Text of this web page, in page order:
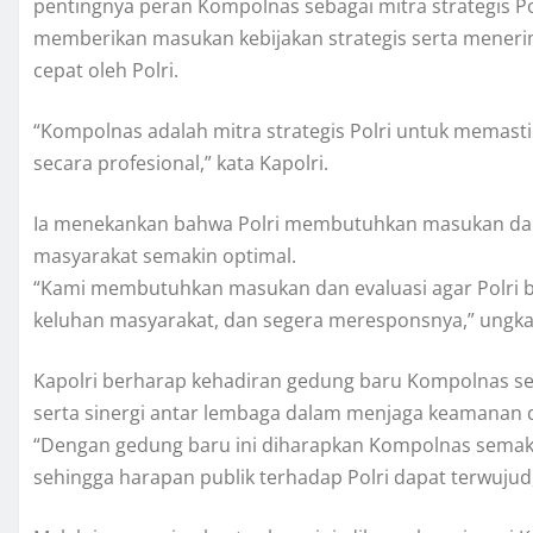
pentingnya peran Kompolnas sebagai mitra strategis
memberikan masukan kebijakan strategis serta
cepat oleh Polri.
“Kompolnas adalah mitra strategis Polri untuk
secara profesional,” kata Kapolri.
Ia menekankan bahwa Polri membutuhkan masukan
masyarakat semakin optimal.
“Kami membutuhkan masukan dan evaluasi agar
keluhan masyarakat, dan segera meresponsnya,”
Kapolri berharap kehadiran gedung baru Kompolnas
serta sinergi antar lembaga dalam menjaga
“Dengan gedung baru ini diharapkan Kompolnas
sehingga harapan publik terhadap Polri dapat